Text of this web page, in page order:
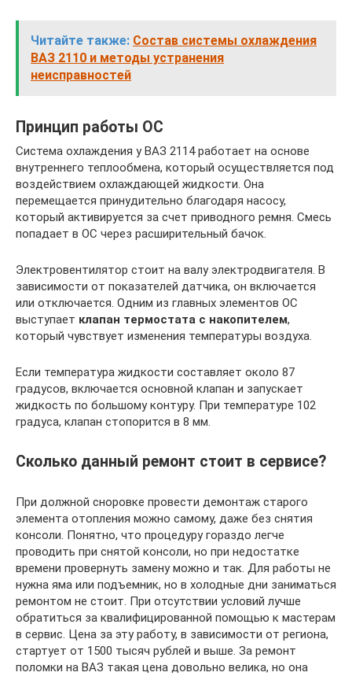
Читайте также: Состав системы охлаждения
ВАЗ 2110 и методы устранения
неисправностей
Принцип работы ОС
Система охлаждения у ВАЗ 2114 работает на основе
внутреннего теплообмена, который осуществляется под
воздействием охлаждающей жидкости. Она
перемещается принудительно благодаря насосу,
который активируется за счет приводного ремня. Смесь
попадает в ОС через расширительный бачок.
Электровентилятор стоит на валу электродвигателя. В
зависимости от показателей датчика, он включается
или отключается. Одним из главных элементов ОС
выступает клапан термостата с накопителем,
который чувствует изменения температуры воздуха.
Если температура жидкости составляет около 87
градусов, включается основной клапан и запускает
жидкость по большому контуру. При температуре 102
градуса, клапан стопорится в 8 мм.
Сколько данный ремонт стоит в сервисе?
При должной сноровке провести демонтаж старого
элемента отопления можно самому, даже без снятия
консоли. Понятно, что процедуру гораздо легче
проводить при снятой консоли, но при недостатке
времени провернуть замену можно и так. Для работы не
нужна яма или подъемник, но в холодные дни заниматься
ремонтом не стоит. При отсутствии условий лучше
обратиться за квалифицированной помощью к мастерам
в сервис. Цена за эту работу, в зависимости от региона,
стартует от 1500 тысяч рублей и выше. За ремонт
поломки на ВАЗ такая цена довольно велика, но она